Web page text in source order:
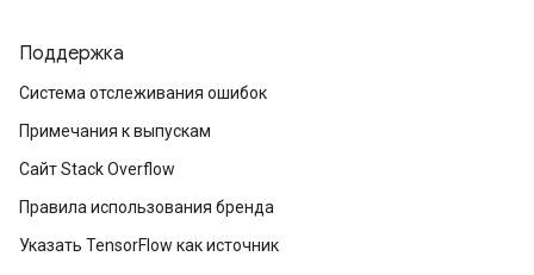
Поддержка
Система отслеживания ошибок
Примечания к выпускам
Сайт Stack Overflow
Правила использования бренда
Указать TensorFlow как источник